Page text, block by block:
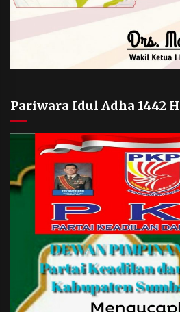
Pariwara Idul Adha 1442 H